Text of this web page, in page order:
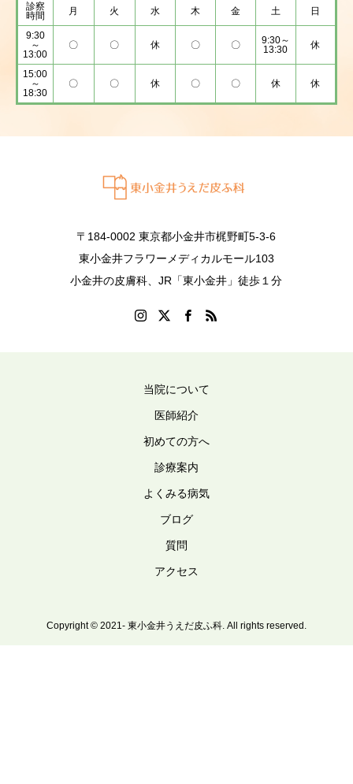
診察
時間
月 火 水 木 金 土 日
9:30
～
13:00
〇 〇 休 〇 〇
9:30～
13:30
休
15:00
～
18:30
〇 〇 休 〇 〇 休 休
〒184-0002 東京都小金井市梶野町5-3-6
東小金井フラワーメディカルモール103
小金井の皮膚科、JR「東小金井」徒歩１分
当院について
医師紹介
初めての方へ
診療案内
よくみる病気
ブログ
質問
アクセス
Copyright © 2021- 東小金井うえだ皮ふ科. All rights reserved.